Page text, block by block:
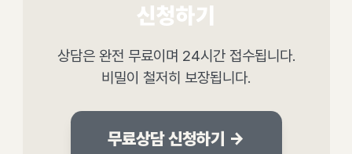
신청하기
상담은 완전 무료이며 24시간 접수됩니다.
비밀이 철저히 보장됩니다.
무료상담 신청하기 →